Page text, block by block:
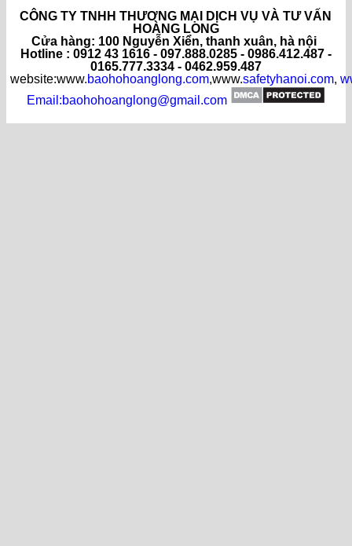
CÔNG TY TNHH THƯƠNG MẠI DỊCH VỤ VÀ TƯ VẤN
HOÀNG LONG
Cửa hàng: 100 Nguyễn Xiển, thanh xuân, hà nội
Hotline : 0912 43 1616 - 097.888.0285 - 0986.412.487 -
0165.777.3334 - 0462.959.487
website:www.baohohoanglong.com,www.safetyhanoi.com,
Email:baohohoanglong@gmail.com